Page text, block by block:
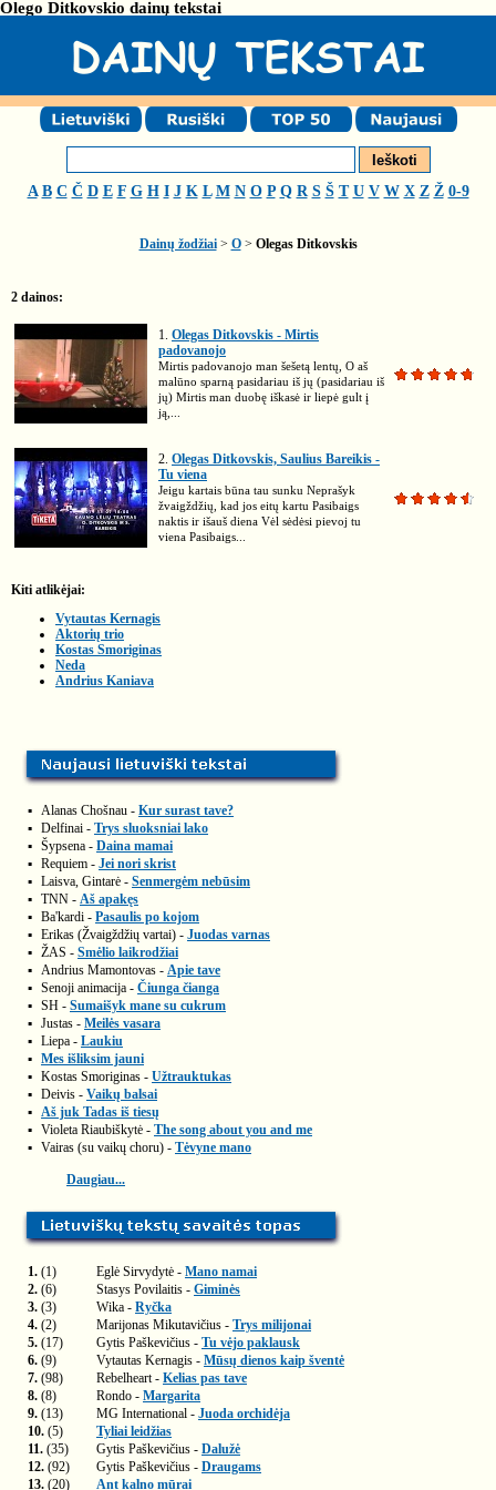
Olego Ditkovskio dainų tekstai
A B C Č D E F G H I J K L M N O P Q R S Š T U V W X Z Ž 0-9
Dainų žodžiai> O> Olegas Ditkovskis
2 dainos:
1. Olegas Ditkovskis - Mirtis
padovanojo
Mirtis padovanojo man šešetą lentų, O aš
malūno sparną pasidariau iš jų (pasidariau iš
jų) Mirtis man duobę iškasė ir liepė gult į
ją,...
2. Olegas Ditkovskis, Saulius Bareikis -
Tu viena
Jeigu kartais būna tau sunku Neprašyk
žvaigždžių, kad jos eitų kartu Pasibaigs
naktis ir išauš diena Vėl sėdėsi pievoj tu
viena Pasibaigs...
Kiti atlikėjai:
Vytautas Kernagis
Aktorių trio
Kostas Smoriginas
Neda
Andrius Kaniava
▪ Alanas Chošnau - Kur surast tave?
▪ Delfinai - Trys sluoksniai lako
▪ Šypsena - Daina mamai
▪ Requiem - Jei nori skrist
▪ Laisva, Gintarė - Senmergėm nebūsim
▪ TNN - Aš apakęs
▪ Ba'kardi - Pasaulis po kojom
▪ Erikas (Žvaigždžių vartai) - Juodas varnas
▪ ŽAS - Smėlio laikrodžiai
▪ Andrius Mamontovas - Apie tave
▪ Senoji animacija - Čiunga čianga
▪ SH - Sumaišyk mane su cukrum
▪ Justas - Meilės vasara
▪ Liepa - Laukiu
▪ Mes išliksim jauni
▪ Kostas Smoriginas - Užtrauktukas
▪ Deivis - Vaikų balsai
▪ Aš juk Tadas iš tiesų
▪ Violeta Riaubiškytė - The song about you and me
▪ Vairas (su vaikų choru) - Tėvyne mano
Daugiau...
1. (1) Eglė Sirvydytė - Mano namai
2. (6) Stasys Povilaitis - Giminės
3. (3) Wika - Ryčka
4. (2) Marijonas Mikutavičius - Trys milijonai
5. (17) Gytis Paškevičius - Tu vėjo paklausk
6. (9) Vytautas Kernagis - Mūsų dienos kaip šventė
7. (98) Rebelheart - Kelias pas tave
8. (8) Rondo - Margarita
9. (13) MG International - Juoda orchidėja
10. (5)
Tyliai leidžias
11. (35) Gytis Paškevičius - Dalužė
12. (92) Gytis Paškevičius - Draugams
13. (20) Ant kalno mūrai